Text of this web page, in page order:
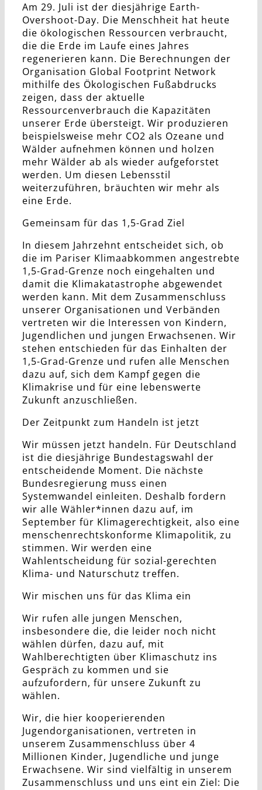
Am 29. Juli ist der diesjährige Earth-
Overshoot-Day. Die Menschheit hat heute
die ökologischen Ressourcen verbraucht,
die die Erde im Laufe eines Jahres
regenerieren kann. Die Berechnungen der
Organisation Global Footprint Network
mithilfe des Ökologischen Fußabdrucks
zeigen, dass der aktuelle
Ressourcenverbrauch die Kapazitäten
unserer Erde übersteigt. Wir produzieren
beispielsweise mehr CO2 als Ozeane und
Wälder aufnehmen können und holzen
mehr Wälder ab als wieder aufgeforstet
werden. Um diesen Lebensstil
weiterzuführen, bräuchten wir mehr als
eine Erde.
Gemeinsam für das 1,5-Grad Ziel
In diesem Jahrzehnt entscheidet sich, ob
die im Pariser Klimaabkommen angestrebte
1,5-Grad-Grenze noch eingehalten und
damit die Klimakatastrophe abgewendet
werden kann. Mit dem Zusammenschluss
unserer Organisationen und Verbänden
vertreten wir die Interessen von Kindern,
Jugendlichen und jungen Erwachsenen. Wir
stehen entschieden für das Einhalten der
1,5-Grad-Grenze und rufen alle Menschen
dazu auf, sich dem Kampf gegen die
Klimakrise und für eine lebenswerte
Zukunft anzuschließen.
Der Zeitpunkt zum Handeln ist jetzt
Wir müssen jetzt handeln. Für Deutschland
ist die diesjährige Bundestagswahl der
entscheidende Moment. Die nächste
Bundesregierung muss einen
Systemwandel einleiten. Deshalb fordern
wir alle Wähler*innen dazu auf, im
September für Klimagerechtigkeit, also eine
menschenrechtskonforme Klimapolitik, zu
stimmen. Wir werden eine
Wahlentscheidung für sozial-gerechten
Klima- und Naturschutz treffen.
Wir mischen uns für das Klima ein
Wir rufen alle jungen Menschen,
insbesondere die, die leider noch nicht
wählen dürfen, dazu auf, mit
Wahlberechtigten über Klimaschutz ins
Gespräch zu kommen und sie
aufzufordern, für unsere Zukunft zu
wählen.
Wir, die hier kooperierenden
Jugendorganisationen, vertreten in
unserem Zusammenschluss über 4
Millionen Kinder, Jugendliche und junge
Erwachsene. Wir sind vielfältig in unserem
Zusammenschluss und uns eint ein Ziel: Die